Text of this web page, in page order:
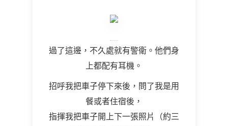
過了這邊，不久處就有警衛。他們身
上都配有耳機。
招呼我把車子停下來後，問了我是用
餐或者住宿後，
指揮我把車子開上下一張照片（約三